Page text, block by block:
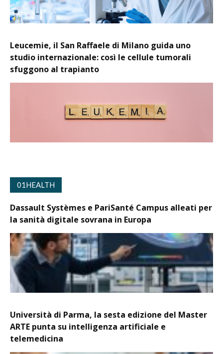
Leucemie, il San Raffaele di Milano guida uno
studio internazionale: così le cellule tumorali
sfuggono al trapianto
01HEALTH
Dassault Systèmes e PariSanté Campus alleati per
la sanità digitale sovrana in Europa
Università di Parma, la sesta edizione del Master
ARTE punta su intelligenza artificiale e
telemedicina